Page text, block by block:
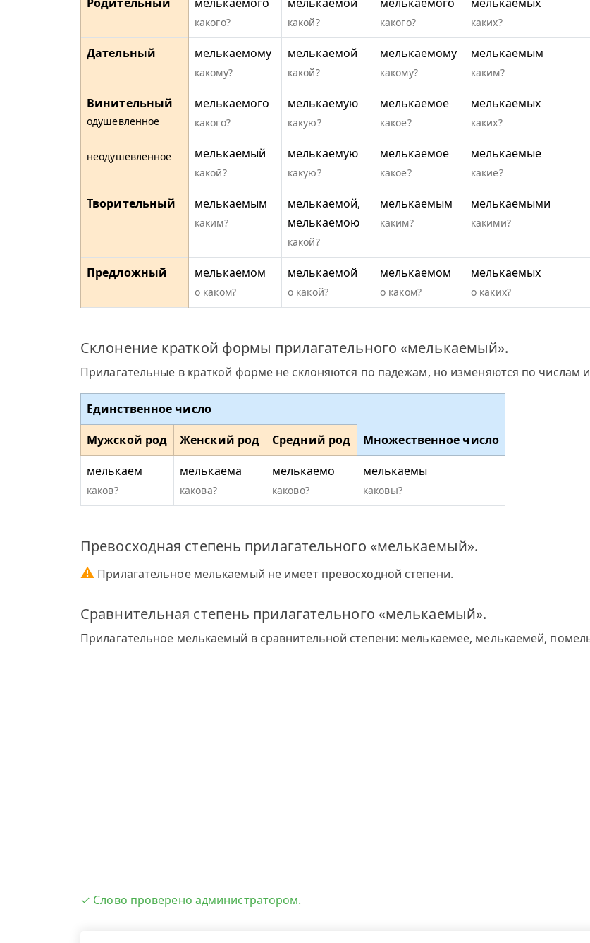
какого? какой? какого? каких?
Дательный мелькаемому
какому?
мелькаемой
какой?
мелькаемому
какому?
мелькаемым
каким?
Винительный
одушевленное
неодушевленное
мелькаемого
какого?
мелькаемую
какую?
мелькаемое
какое?
мелькаемых
каких?
мелькаемый
какой?
мелькаемую
какую?
мелькаемое
какое?
мелькаемые
какие?
Творительный мелькаемым
каким?
мелькаемой,
мелькаемою
какой?
мелькаемым
каким?
мелькаемыми
какими?
Предложный мелькаемом
о каком?
мелькаемой
о какой?
мелькаемом
о каком?
мелькаемых
о каких?
Склонение краткой формы прилагательного «мелькаемый».
Прилагательные в краткой форме не склоняются по падежам, но изменяются по числам
Единственное число
Множественное число
Мужской род Женский род
Средний род
мелькаем
каков?
мелькаема
какова?
мелькаемо
каково?
мелькаемы
каковы?
Превосходная степень прилагательного «мелькаемый».
⚠ Прилагательное мелькаемый не имеет превосходной степени.
Сравнительная степень прилагательного «мелькаемый».
Прилагательное мелькаемый в сравнительной степени: мелькаемее, мелькаемей,
✓ Слово проверено администратором.